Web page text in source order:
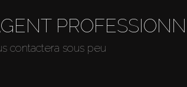
contactera sous peu